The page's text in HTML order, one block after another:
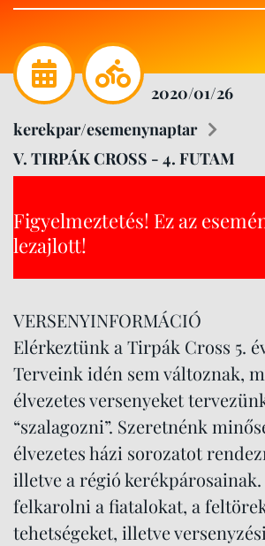
2020/01/26
kerekpar/esemenynaptar
V. TIRPÁK CROSS - 4. FUTAM
Figyelmeztetés! Ez az
lezajlott!
VERSENYINFORMÁCIÓ
Elérkeztünk a Tirpák Cross 5.
Terveink idén sem változnak,
élvezetes versenyeket
“szalagozni”. Szeretnénk
élvezetes házi sorozatot
illetve a régió
felkarolni a fiatalokat, a
tehetségeket, illetve